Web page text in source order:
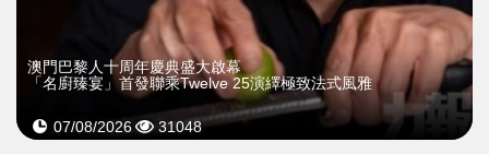
澳門巴黎人十周年慶典盛大啟幕
「名廚臻宴」首發聯乘Twelve 25演繹極致法式風雅
07/08/2026 31048